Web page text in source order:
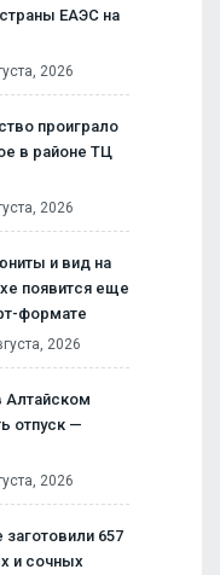
ЕАЭС на
2026
проиграло
в районе ТЦ
2026
и вид на
появится еще
формате
2026
отпуск —
2026
657
и сочных